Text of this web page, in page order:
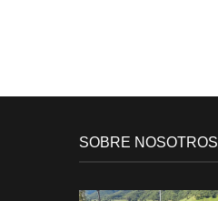
SOBRE NOSOTROS